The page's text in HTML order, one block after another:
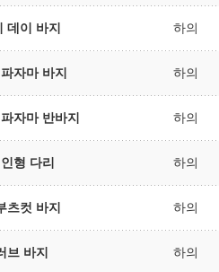
데이 바지 하의
자마 바지 하의
자마 반바지 하의
형 다리 하의
츠컷 바지 하의
브 바지 하의